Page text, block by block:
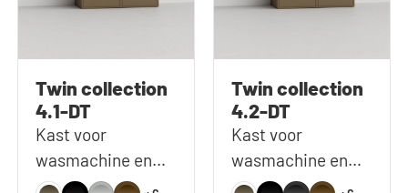
Twin collection
4.1-DT
Kast voor
wasmachine en
droger naast
Twin collection
4.2-DT
Kast voor
wasmachine en
droger naast